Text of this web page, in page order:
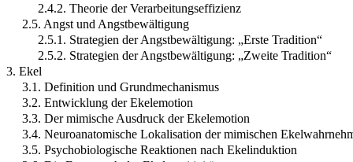
2.4.2. Theorie der Verarbeitungseffizienz
2.5. Angst und Angstbewältigung
2.5.1. Strategien der Angstbewältigung: „Erste Tradition“
2.5.2. Strategien der Angstbewältigung: „Zweite Tradition“
3. Ekel
3.1. Definition und Grundmechanismus
3.2. Entwicklung der Ekelemotion
3.3. Der mimische Ausdruck der Ekelemotion
3.4. Neuroanatomische Lokalisation der mimischen
3.5. Psychobiologische Reaktionen nach Ekelinduktion